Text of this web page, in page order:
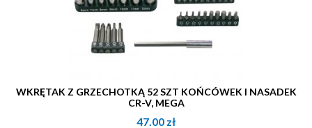
WKRĘTAK Z GRZECHOTKĄ 52 SZT KOŃCÓWEK I NASADEK
CR-V, MEGA
47.00 zł